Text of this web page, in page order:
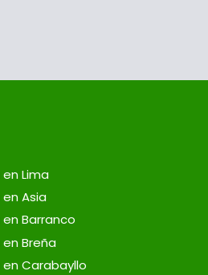
Lima
Asia
Barranco
Breña
Carabayllo